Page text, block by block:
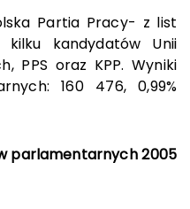
Partia Pracy- z list
kandydatów Unii
PPS oraz KPP. Wyniki
160 476, 0,99%
parlamentarnych 2005